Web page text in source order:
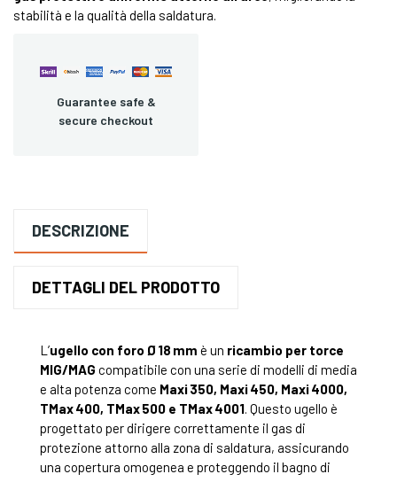
stabilità e la qualità della saldatura.
Guarantee safe &
secure checkout
DESCRIZIONE
DETTAGLI DEL PRODOTTO
L’ugello con foro Ø 18 mm è un ricambio per torce
MIG/MAG compatibile con una serie di modelli di media
e alta potenza come Maxi 350, Maxi 450, Maxi 4000,
TMax 400, TMax 500 e TMax 4001. Questo ugello è
progettato per dirigere correttamente il gas di
protezione attorno alla zona di saldatura, assicurando
una copertura omogenea e proteggendo il bagno di